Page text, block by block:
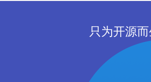
只为开源